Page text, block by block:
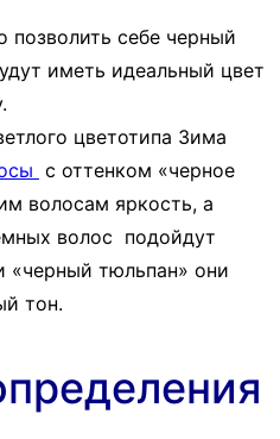
себе черный
иметь идеальный цвет
цветотипа Зима
с оттенком «черное
волосам яркость, а
волос подойдут
«черный тюльпан» они
тон.